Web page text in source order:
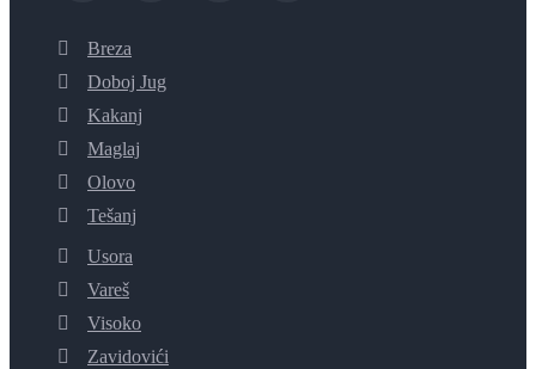
Breza
Doboj Jug
Kakanj
Maglaj
Olovo
Tešanj
Usora
Vareš
Visoko
Zavidovići